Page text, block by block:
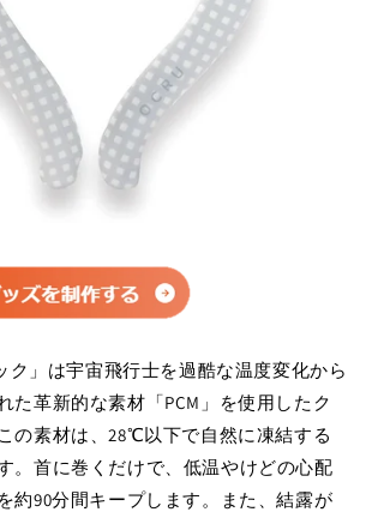
ク」は宇宙飛行士を過酷な温度変化から
た革新的な素材「PCM」を使用したク
の素材は、28℃以下で自然に凍結する
。首に巻くだけで、低温やけどの心配
約90分間キープします。また、結露が